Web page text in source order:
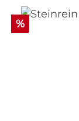
Rabatt
%